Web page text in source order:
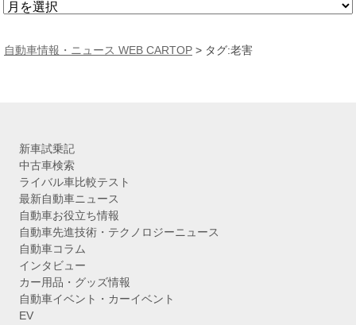
ア
カ
自動車情報・ニュース WEB CARTOP > タグ:老害
新車試乗記
中古車検索
ライバル車比較テスト
最新自動車ニュース
自動車お役立ち情報
自動車先進技術・テクノロジーニュース
自動車コラム
インタビュー
カー用品・グッズ情報
自動車イベント・カーイベント
EV